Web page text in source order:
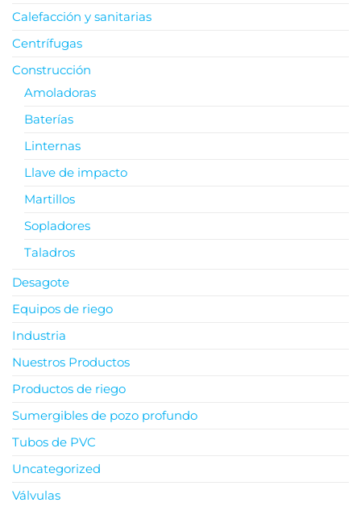
Calefacción y sanitarias
Centrífugas
Construcción
Amoladoras
Baterías
Linternas
Llave de impacto
Martillos
Sopladores
Taladros
Desagote
Equipos de riego
Industria
Nuestros Productos
Productos de riego
Sumergibles de pozo profundo
Tubos de PVC
Uncategorized
Válvulas